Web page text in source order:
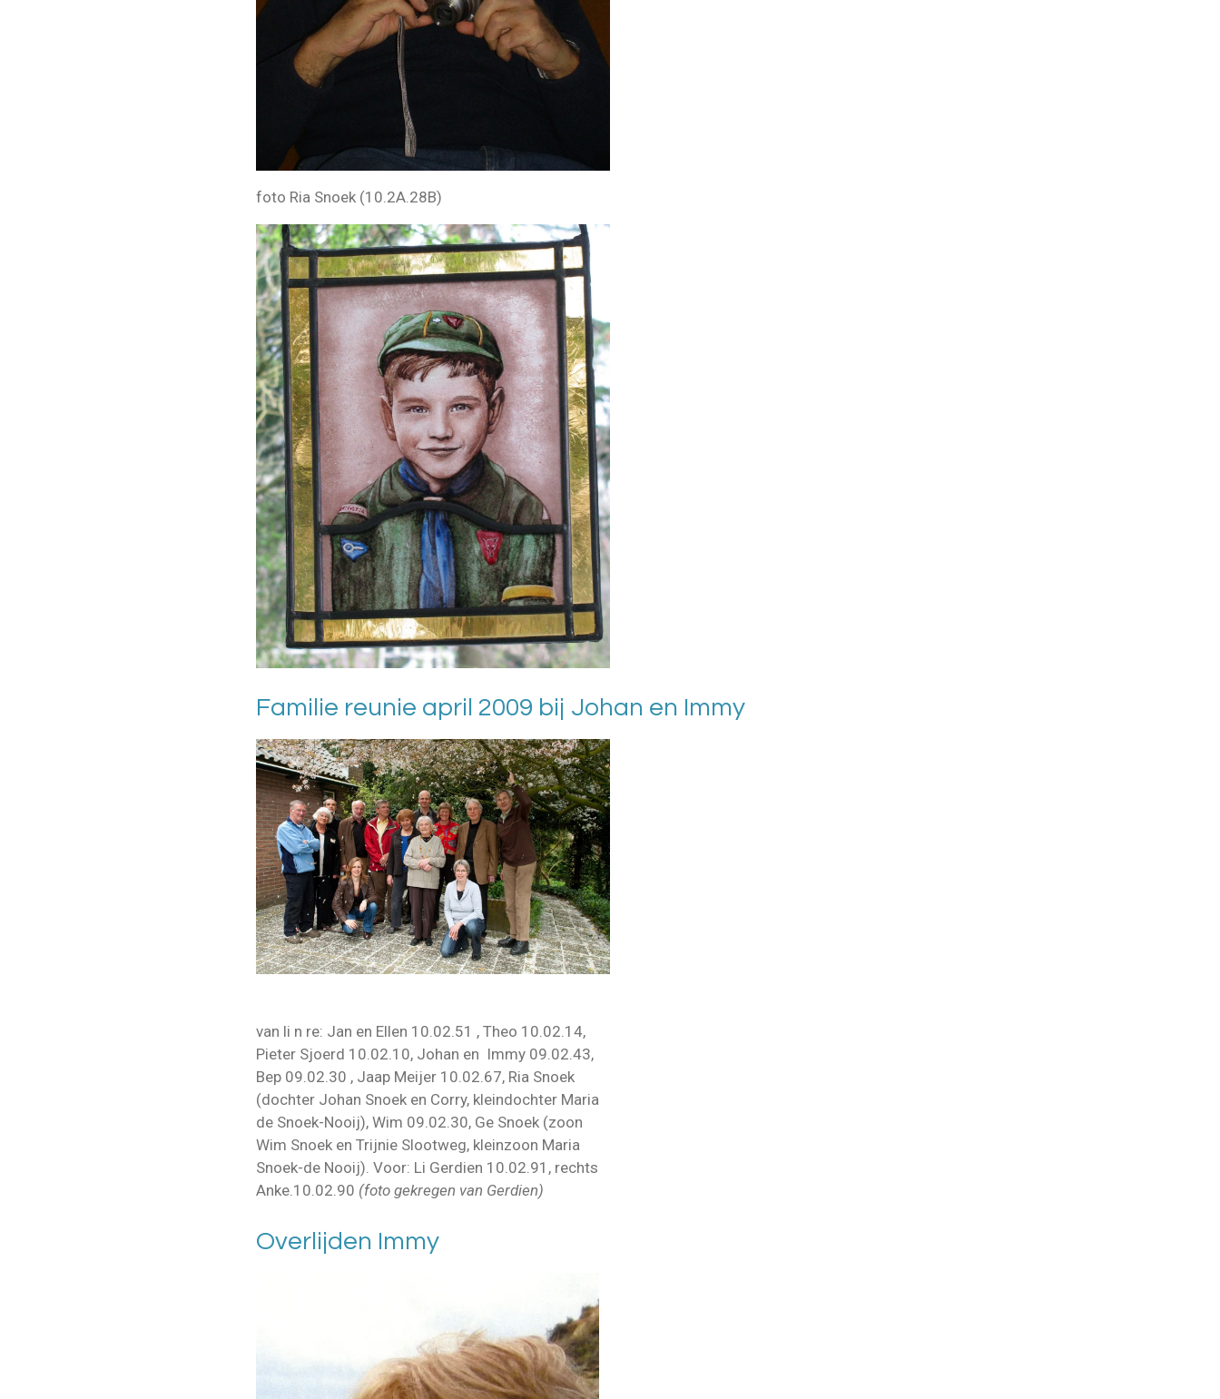
foto Ria Snoek (10.2A.28B)
Familie reunie april 2009 bij Johan en Immy
van li n re: Jan en Ellen 10.02.51 , Theo 10.02.14,
Pieter Sjoerd 10.02.10, Johan en Immy 09.02.43,
Bep 09.02.30 , Jaap Meijer 10.02.67, Ria Snoek
(dochter Johan Snoek en Corry, kleindochter Maria
de Snoek-Nooij), Wim 09.02.30, Ge Snoek (zoon
Wim Snoek en Trijnie Slootweg, kleinzoon Maria
Snoek-de Nooij). Voor: Li Gerdien 10.02.91, rechts
Anke.10.02.90 (foto gekregen van Gerdien)
Overlijden Immy